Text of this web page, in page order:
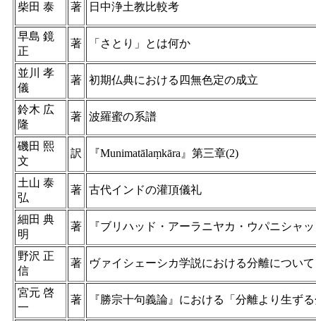
柴田 泰 著 日中浄土教比較考
早島 鏡
正
著 「さとり」とは何か
並川 孝
儀
著 初期仏典における四無色定の成立
鈴木 広
隆
著 波羅蜜の系譜
磯田 熙
文
訳 『Munimatālaṃkāra』第三章(2)
土山 泰
弘
著 古代インドの灌頂儀礼
細田 典
明
著 『ブリハッド・アーラニヤカ・ウパニシャ
野沢 正
信
著 ヴァイシェーシカ学説における分離について
宮元 啓
一
著 『勝宗十句義論』における「分離より生ず